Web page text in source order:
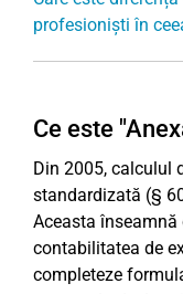
profesioniști în
Ce este
Din 2005, calculul
standardizată (§
Aceasta înseamnă
contabilitatea de
completeze